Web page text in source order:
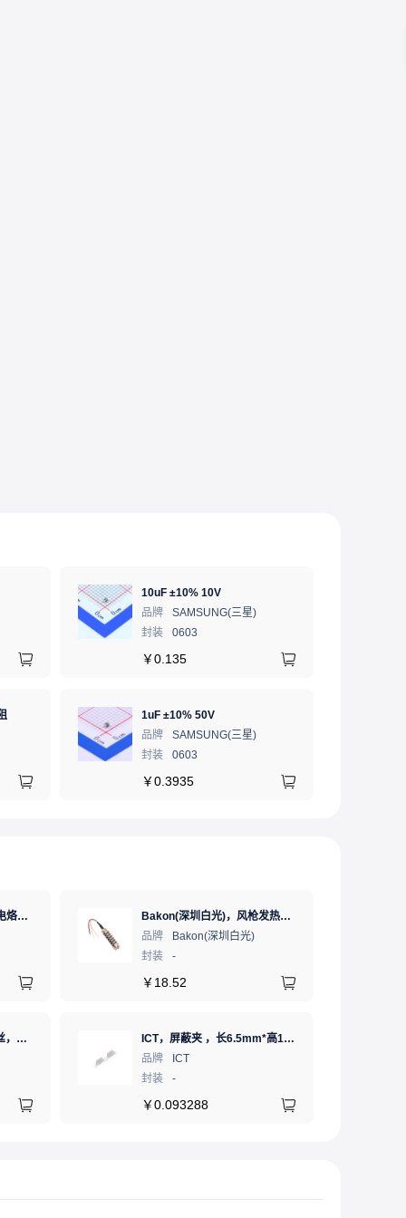
10uF ±10% 10V
品牌
SAMSUNG(三星)
封装
0603
￥0.135
1uF ±10% 50V
品牌
SAMSUNG(三星)
封装
0603
￥0.3935
Bakon(深圳白光)，恒温电烙铁热风枪二合一数显可调温大功率无铅拆焊台，BK881（新老款交替发货）
Bakon(深圳白光)，风枪发热芯，853B
品牌
Bakon(深圳白光)
封装
-
￥ 18.52
XHT(兴鸿泰)，无铅焊锡丝，Sn99,3Cu0.7 Ф0.8mm 500G，环保锡线，免洗焊锡丝/锡线,1卷（含松香）
ICT，屏蔽夹 ，长6.5mm*高1.21mm，ICSRC6508SFR
品牌
ICT
封装
-
￥0.093288